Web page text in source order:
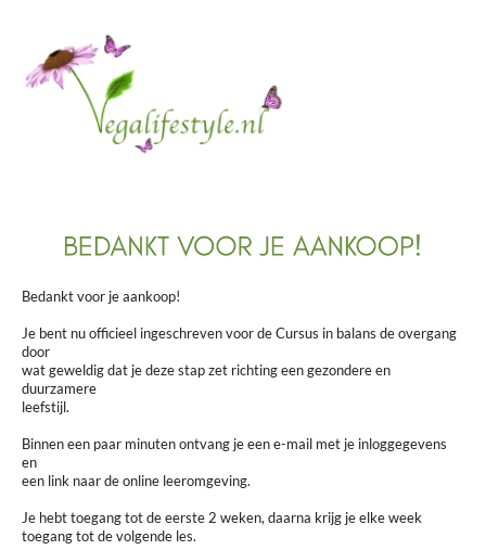
Bedankt voor je aankoop!
Je bent nu officieel ingeschreven voor de Cursus in balans de overgang
door
wat geweldig dat je deze stap zet richting een gezondere en
duurzamere
leefstijl.
Binnen een paar minuten ontvang je een e-mail met je inloggegevens
en
een link naar de online leeromgeving.
Je hebt toegang tot de eerste 2 weken, daarna krijg je elke week
toegang tot de volgende les.